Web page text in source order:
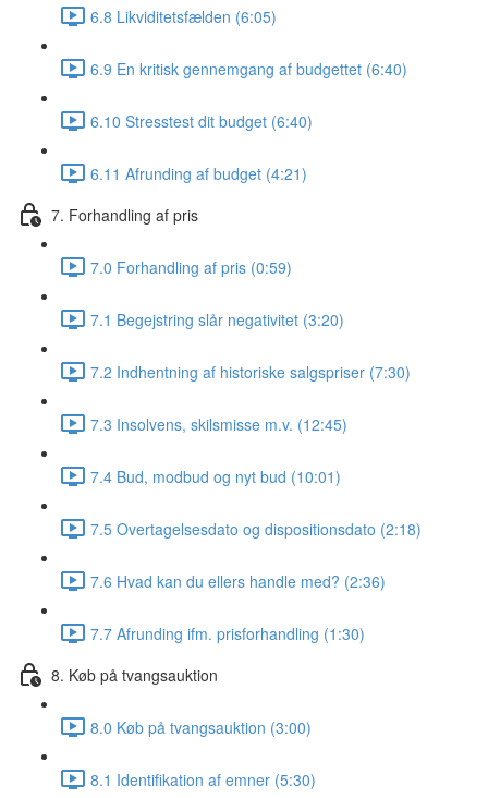
6.8 Likviditetsfælden (6:05)
6.9 En kritisk gennemgang af budgettet (6:40)
6.10 Stresstest dit budget (6:40)
6.11 Afrunding af budget (4:21)
7. Forhandling af pris
7.0 Forhandling af pris (0:59)
7.1 Begejstring slår negativitet (3:20)
7.2 Indhentning af historiske salgspriser (7:30)
7.3 Insolvens, skilsmisse m.v. (12:45)
7.4 Bud, modbud og nyt bud (10:01)
7.5 Overtagelsesdato og dispositionsdato (2:18)
7.6 Hvad kan du ellers handle med? (2:36)
7.7 Afrunding ifm. prisforhandling (1:30)
8. Køb på tvangsauktion
8.0 Køb på tvangsauktion (3:00)
8.1 Identifikation af emner (5:30)